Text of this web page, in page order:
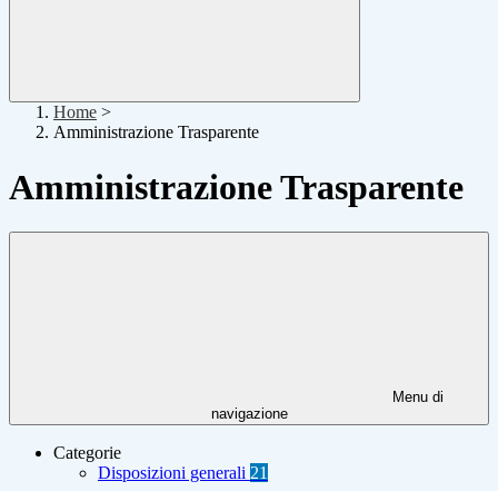
Home >
Amministrazione Trasparente
Amministrazione Trasparente
Menu di
navigazione
Categorie
Disposizioni generali 21